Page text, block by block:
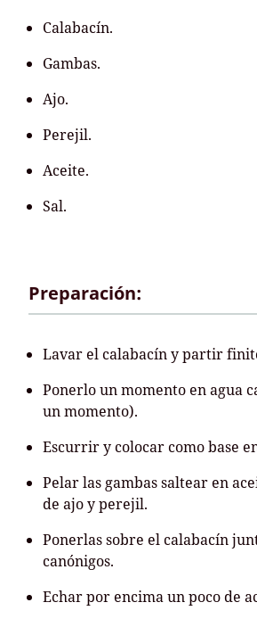
Calabacín.
Gambas.
Ajo.
Perejil.
Aceite.
Sal.
Preparación:
Lavar el calabacín y partir
Ponerlo un momento en agua
un momento).
Escurrir y colocar como base
Pelar las gambas saltear en
de ajo y perejil.
Ponerlas sobre el calabacín
canónigos.
Echar por encima un poco de